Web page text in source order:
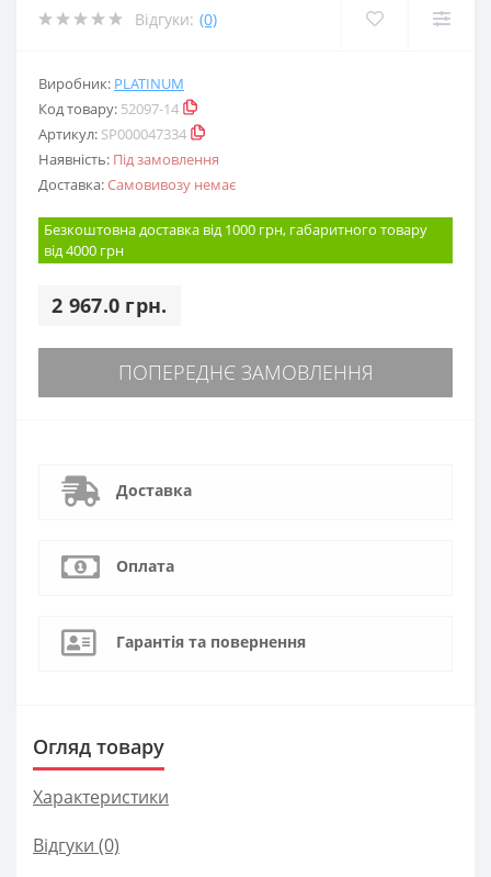
Відгуки: (0)
Виробник: PLATINUM
Код товару: 52097-14
Артикул: SP000047334
Наявність: Під замовлення
Доставка:Самовивозу немає
Безкоштовна доставка від 1000 грн, габаритного товару
від 4000 грн
2 967.0 грн.
ПОПЕРЕДНЄ ЗАМОВЛЕННЯ
Доставка
Оплата
Гарантія та повернення
Огляд товару
Характеристики
Відгуки (0)